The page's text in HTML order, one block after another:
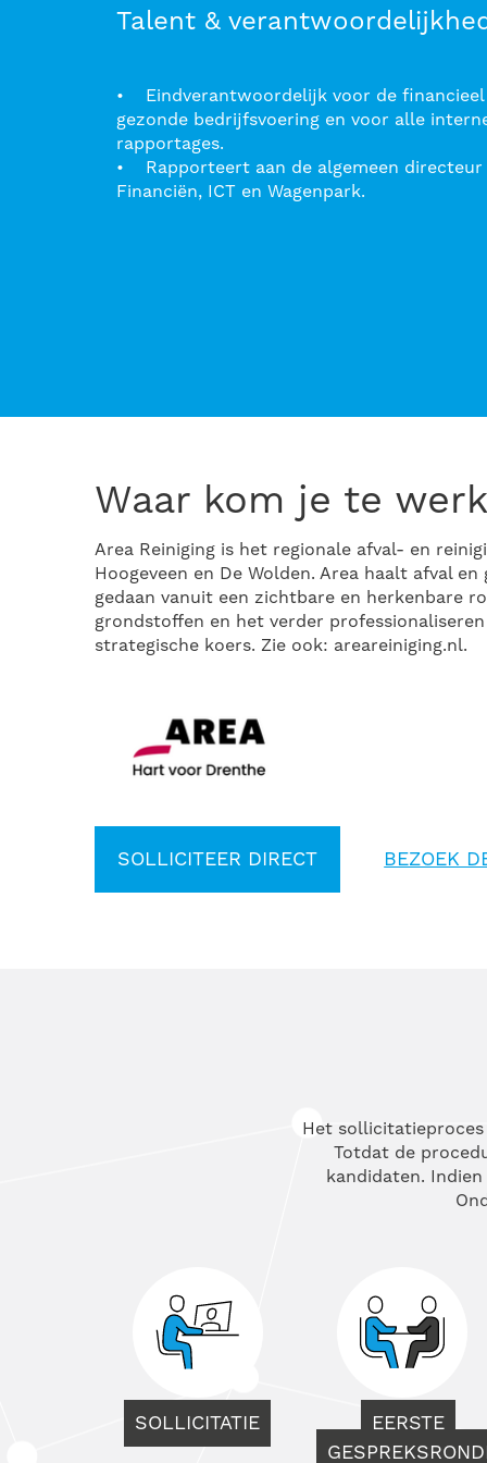
Talent &
• Eindverantwoordelijk voor de financieel
gezonde bedrijfsvoering en voor alle
rapportages.
• Rapporteert aan de algemeen directeur
Financiën, ICT en Wagenpark.
Waar kom je te
Area Reiniging is het regionale afval- en
Hoogeveen en De Wolden. Area haalt afval
gedaan vanuit een zichtbare en herkenbare
grondstoffen en het verder
strategische koers. Zie ook: areareiniging.nl.
SOLLICITEER DIRECT BEZOEK
Het
Totdat de
kandidaten.
SOLLICITATIE
EERSTE